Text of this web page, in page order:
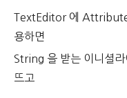
TextEditor 에
용하면
String 을 받는 이니셜
뜨고